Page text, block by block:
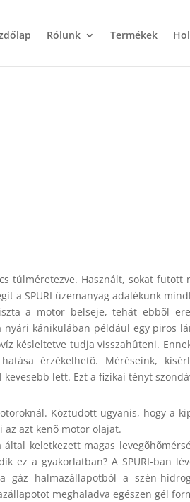
Rólunk Termékek
túlméretezve. Használt, sokat futott
a SPURI üzemanyag adalékunk
a motor belseje, tehát ebbõl
kánikulában például egy piros
késleltetve tudja visszahûteni.
érzékelhetõ. Méréseink,
kevesebb lett. Ezt a fizikai tényt
Köztudott ugyanis, hogy a
azt kenõ motor olajat.
keletkezett magas
ez a gyakorlatban? A SPURI-ban
halmazállapotból a szén-
meghaladva egészen gél